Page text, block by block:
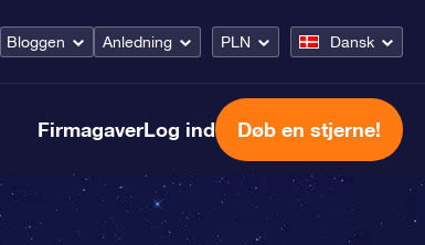
Bloggen Anledning PLN Dansk
FirmagaverLog ind Døb en stjerne!